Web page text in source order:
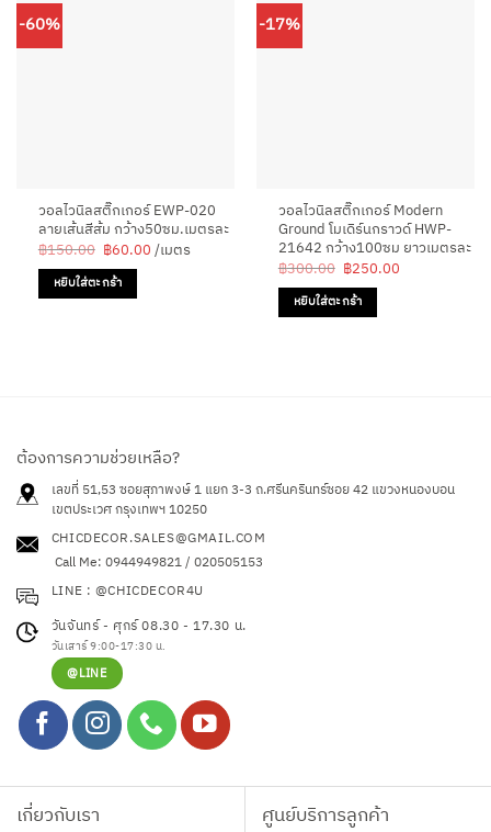
-60%
วอลไวนิลสติ๊กเกอร์ EWP-020
ลายเส้นสีส้ม กว้าง50ซม.เมตรละ
฿150.00 Original
price
was:
฿150.00.
฿60.00Current
price
/เมตร
หยิบใส่ตะกร้า
-17%
วอลไวนิลสติ๊กเกอร์ Modern
Ground โมเดิร์นกราวด์ HWP-
21642 กว้าง100ซม ยาวเมตรละ
฿300.00 Original
price
was:
฿300.00.
฿250.00Current
หยิบใส่ตะกร้า
ต้องการความช่วยเหลือ?
เลขที่ 51,53 ซอยสุภาพงษ์ 1 แยก 3-3 ถ.ศรีนครินทร์ซอย 42แขวงหนองบอน
เขตประเวศ กรุงเทพฯ 10250
CHICDECOR.SALES@GMAIL.COM
Call Me: 0944949821 / 020505153
LINE : @CHICDECOR4U
วันจันทร์ - ศุกร์ 08.30 - 17.30 น.
วันเสาร์ 9:00-17:30 น.
@LINE
เกี่ยวกับเรา ศูนย์บริการลูกค้า